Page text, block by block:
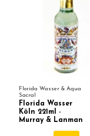
Florida Wasser & Aqua
Sacral
Florida Wasser
Köln 221ml -
Murray & Lanman